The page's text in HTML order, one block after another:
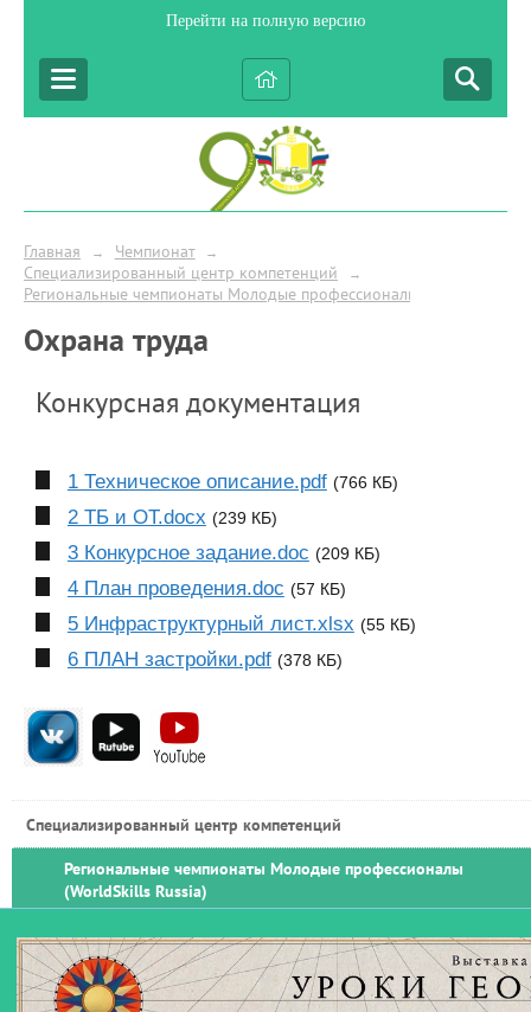
Перейти на полную версию
Главная → Чемпионат →
Специализированный центр компетенций →
Региональные чемпионаты Молодые профессионалы (WorldSkills
Охрана труда
Конкурсная документация
1 Техническое описание.pdf (766 КБ)
2 ТБ и ОТ.docx (239 КБ)
3 Конкурсное задание.doc (209 КБ)
4 План проведения.doc (57 КБ)
5 Инфраструктурный лист.xlsx (55 КБ)
6 ПЛАН застройки.pdf (378 КБ)
Специализированный центр компетенций
Региональные чемпионаты Молодые профессионалы
(WorldSkills Russia)